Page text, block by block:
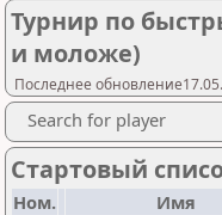
Турнир по
и моложе)
Последнее
Search for player
Стартовый
Ном. Имя